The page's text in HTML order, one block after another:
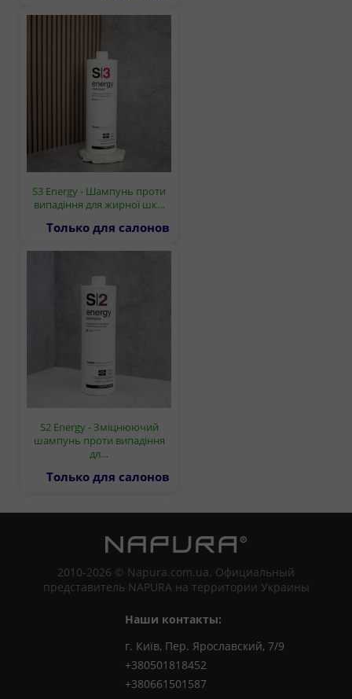
S3 Energy - Шампунь проти
випадіння для жирної шк…
Только для салонов
S2 Energy - Зміцнюючий
шампунь проти випадіння
дл…
Только для салонов
2010-2026 © Napura.com.ua. Официальный
представитель NAPURA на территории Украины
Наши контакты:
г. Київ, Пер. Ярославский, 7/9
+380501818452
+380661501587